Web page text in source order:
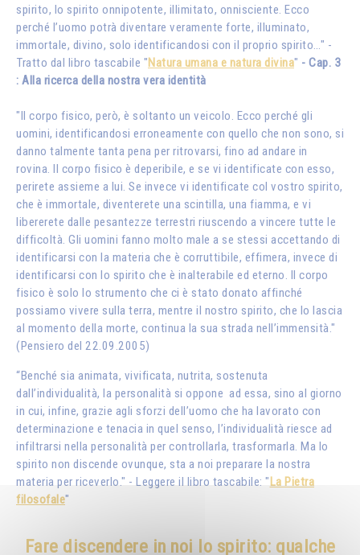
spirito, lo spirito onnipotente, illimitato, onnisciente. Ecco
perché l’uomo potrà diventare veramente forte, illuminato,
immortale, divino, solo identificandosi con il proprio spirito…" -
Tratto dal libro tascabile "Natura umana e natura divina" - Cap. 3
: Alla ricerca della nostra vera identità
"Il corpo fisico, però, è soltanto un veicolo. Ecco perché gli
uomini, identificandosi erroneamente con quello che non sono, si
danno talmente tanta pena per ritrovarsi, fino ad andare in
rovina. Il corpo fisico è deperibile, e se vi identificate con esso,
perirete assieme a lui. Se invece vi identificate col vostro spirito,
che è immortale, diventerete una scintilla, una fiamma, e vi
libererete dalle pesantezze terrestri riuscendo a vincere tutte le
difficoltà. Gli uomini fanno molto male a se stessi accettando di
identificarsi con la materia che è corruttibile, effimera, invece di
identificarsi con lo spirito che è inalterabile ed eterno. Il corpo
fisico è solo lo strumento che ci è stato donato affinché
possiamo vivere sulla terra, mentre il nostro spirito, che lo lascia
al momento della morte, continua la sua strada nell’immensità."
(Pensiero del 22.09.2005)
“Benché sia animata, vivificata, nutrita, sostenuta
dall’individualità, la personalità si oppone ad essa, sino al giorno
in cui, infine, grazie agli sforzi dell’uomo che ha lavorato con
determinazione e tenacia in quel senso, l’individualità riesce ad
infiltrarsi nella personalità per controllarla, trasformarla. Ma lo
spirito non discende ovunque, sta a noi preparare la nostra
materia per riceverlo." - Leggere il libro tascabile: "La Pietra
filosofale"
Fare discendere in noi lo spirito: qualche